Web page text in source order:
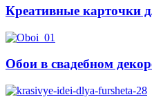
Креативные карточки
Обои в свадебном